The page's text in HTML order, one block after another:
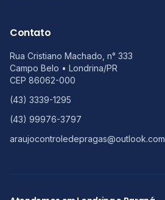
Contato
Rua Cristiano Machado, n° 333
Campo Belo • Londrina/PR
CEP 86062-000
(43) 3339-1295
(43) 99976-3797
araujocontroledepragas@outlook.com